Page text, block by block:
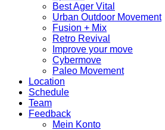
Best Ager Vital
Urban Outdoor Movement
Fusion + Mix
Retro Revival
Improve your move
Cybermove
Paleo Movement
Location
Schedule
Team
Feedback
Mein Konto